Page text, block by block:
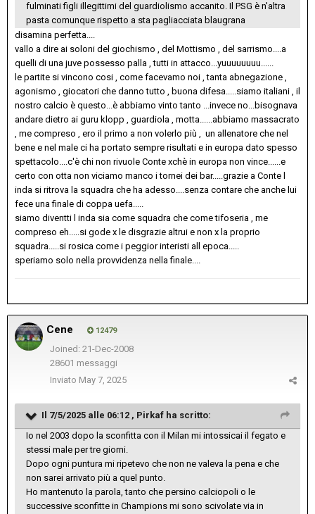
fulminati figli illegittimi del guardiolismo accanito. Il PSG è n'altra
pasta comunque rispetto a sta pagliacciata blaugrana
disamina perfetta....
vallo a dire ai soloni del giochismo , del Mottismo , del sarrismo....a
quelli di una juve possesso palla , tutti in attacco...yuuuuuuuu......
le partite si vincono cosi , come facevamo noi , tanta abnegazione ,
agonismo , giocatori che danno tutto , buona difesa.....siamo italiani , il
nostro calcio è questo...è abbiamo vinto tanto ...invece no...bisognava
andare dietro ai guru klopp , guardiola , motta......abbiamo massacrato
, me compreso , ero il primo a non volerlo più , un allenatore che nel
bene e nel male ci ha portato sempre risultati e in europa dato spesso
spettacolo....c'è chi non rivuole Conte xchè in europa non vince......e
certo con otta non viciamo manco i tornei dei bar.....grazie a Conte l
inda si ritrova la squadra che ha adesso....senza contare che anche lui
fece una finale di coppa uefa.....
siamo diventti l inda sia come squadra che come tifoseria , me
compreso eh.....si gode x le disgrazie altrui e non x la proprio
squadra.....si rosica come i peggior interisti all epoca.....
speriamo solo nella provvidenza nella finale....
Cene 12479
Joined: 21-Dec-2008
28601 messaggi
Inviato May 7, 2025
Il 7/5/2025 alle 06:12 , Pirkaf ha scritto:
Io nel 2003 dopo la sconfitta con il Milan mi intossicai il fegato e
stessi male per tre giorni.
Dopo ogni puntura mi ripetevo che non ne valeva la pena e che
non sarei arrivato più a quel punto.
Ho mantenuto la parola, tanto che persino calciopoli o le
successive sconfitte in Champions mi sono scivolate via in